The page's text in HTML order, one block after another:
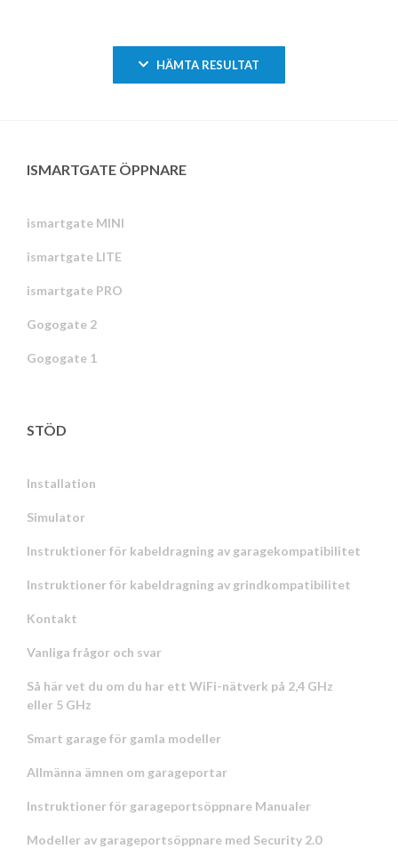
HÄMTA RESULTAT
ISMARTGATE ÖPPNARE
ismartgate MINI
ismartgate LITE
ismartgate PRO
Gogogate 2
Gogogate 1
STÖD
Installation
Simulator
Instruktioner för kabeldragning av garagekompatibilitet
Instruktioner för kabeldragning av grindkompatibilitet
Kontakt
Vanliga frågor och svar
Så här vet du om du har ett WiFi-nätverk på 2,4 GHz
eller 5 GHz
Smart garage för gamla modeller
Allmänna ämnen om garageportar
Instruktioner för garageportsöppnare Manualer
Modeller av garageportsöppnare med Security 2.0